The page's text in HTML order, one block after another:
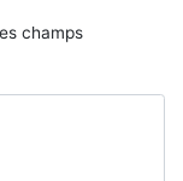
champs